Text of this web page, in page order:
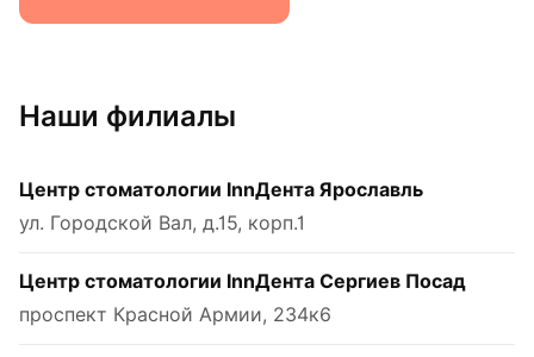
Наши филиалы
Центр стоматологии InnДента Ярославль
ул. Городской Вал, д.15, корп.1
Центр стоматологии InnДента Сергиев Посад
проспект Красной Армии, 234к6